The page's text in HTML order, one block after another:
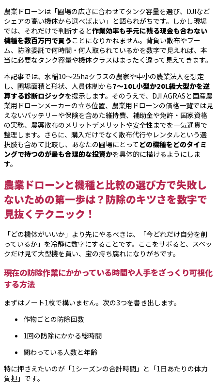
農業ドローンは「圃場の広さに合わせてタンク容量を選び、DJIなど
シェアの高い機体から選べばよい」と語られがちです。しかし現場
では、それだけで判断すると作業効率も手元に残る現金も合わない
機種を数百万円で買う ことになりかねません。背負い散布やブー
ム、防除委託で何時間・何人取られているかを数字で見えれば、本
当に必要なタンク容量や機体クラスはまったく違って見えてきます。
本記事では、水稲10〜25haクラスの農家や中小の農業法人を想定
し、圃場面積と形状、人員体制から7〜10L小型か20L級大型かを逆
算する診断ロジックを提示します。そのうえで、DJI AGRASと国産農
業用ドローンメーカーの立ち位置、農業用ドローンの価格一覧では見
えないバッテリーや保険を含めた維持費、補助金や免許・国家資格
の実務、農薬散布のメリットデメリットや安全性までを一気通貫で
整理します。さらに、購入だけでなく散布代行やレンタルという選
択肢も含めて比較し、あなたの圃場にとって どの機種をどのタイミ
ングで持つのが最も合理的な投資かを具体的に描けるようにしま
す。
農業ドローンと機種と比較の選び方で失敗し
ないための第一歩は？防除のキツさを数字で
見抜くテクニック！
「どの機体がいいか」より先にやるべきは、「今どれだけ自分を削
っているか」を冷静に数字にすることです。ここをサボると、スペッ
クだけ見て大型機を買い、宝の持ち腐れになりがちです。
現在の防除作業にかかっている時間や人手をざっくり可視化
する方法
まずはノート1枚で構いません。次の3つを書き出します。
作物ごとの防除回数
1回の防除にかかる総時間
関わっている人数と年齢
特に押さえたいのが「1シーズンの合計時間」と「1日あたりの体力
負担」です。